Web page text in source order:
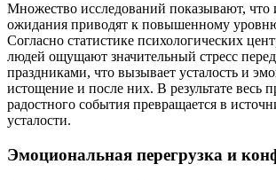
Множество исследований показывают, что
ожидания приводят к повышенному уровню
Согласно статистике психологических
людей ощущают значительный стресс
праздниками, что вызывает усталость и
истощение и после них. В результате весь
радостного события превращается в
усталости.
Эмоциональная перегрузка и